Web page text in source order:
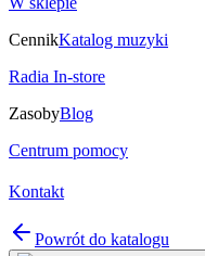
CennikKatalog muzyki
Radia In-store
ZasobyBlog
Centrum pomocy
Kontakt
Powrót do katalogu